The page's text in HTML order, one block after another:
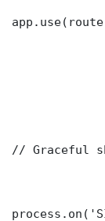
// Graceful